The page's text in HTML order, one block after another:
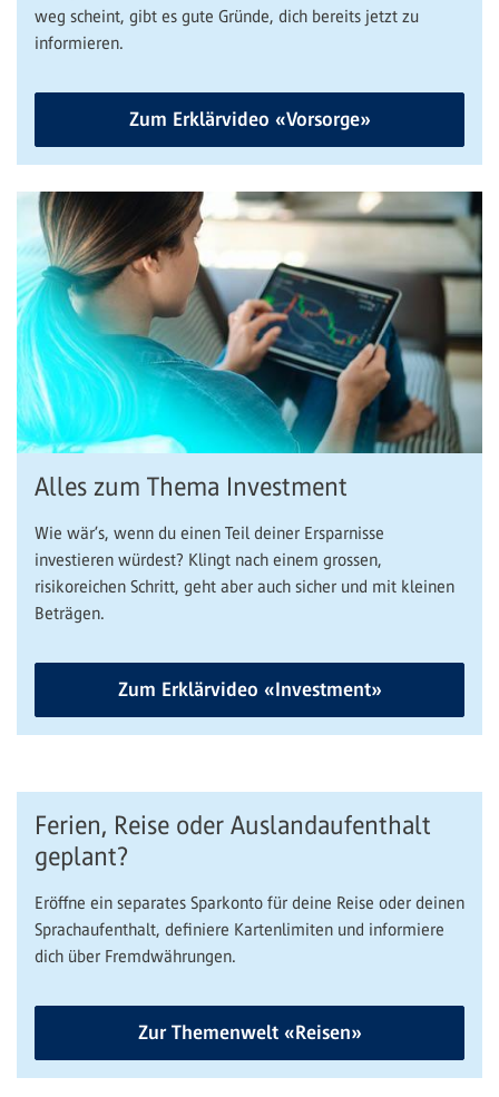
weg scheint, gibt es gute Gründe, dich bereits jetzt zu
informieren.
Zum Erklärvideo «Vorsorge»
Alles zum Thema Investment
Wie wär’s, wenn du einen Teil deiner Ersparnisse
investieren würdest? Klingt nach einem grossen,
risikoreichen Schritt, geht aber auch sicher und mit kleinen
Beträgen.
Zum Erklärvideo «Investment»
Ferien, Reise oder Auslandaufenthalt
geplant?
Eröffne ein separates Sparkonto für deine Reise oder deinen
Sprachaufenthalt, definiere Kartenlimiten und informiere
dich über Fremdwährungen.
Zur Themenwelt «Reisen»